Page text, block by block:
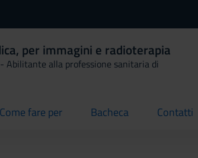
per immagini e radioterapia
Abilitante alla professione sanitaria di
Come fare per
current Bacheca
current Contatti
current